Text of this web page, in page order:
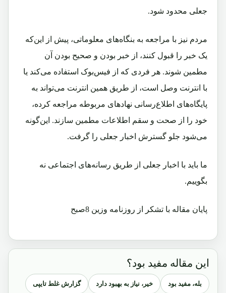
جعلی محدود شود.
مردم نیز با مراجعه به بنگاه‌های معلوماتی، پیش از این‌که
یک خبر را قبول کنند، از خبر بودن و صحیح بودن آن
مطمین شوند. هر فردی که از فیس‌بوک استفاده می‌کند یا
با انترنت وصل است، از طریق همین انترنت می‌تواند به
پایگاه‌های اطلاع‌رسانی نهادهای مربوطه مراجعه کرده،
خود را از صحت و سقم اطلاعات مطمین سازند. این‌گونه
‌می‌شود جلو گسترش اخبار جعلی را گرفت.
ما باید با اخبار جعلی از طریق رسانه‌های اجتماعی نه
بگوییم.
پایان مقاله با تشکر از روزنامه وزین 8صبح
این مقاله مفید بود؟
بله، مفید بود خیر، نیاز به بهبود دارد گزارش غلط تایپی